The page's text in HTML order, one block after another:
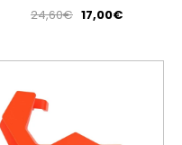
24,60€ 17,00€